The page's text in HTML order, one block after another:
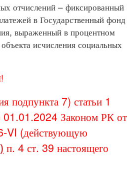
отчислений – фиксированный
в Государственный фонд
выраженный в процентном
исчисления социальных
7) статьи 1
01.01.2024 Законом РК от
(действующую
п. 4 ст. 39 настоящего